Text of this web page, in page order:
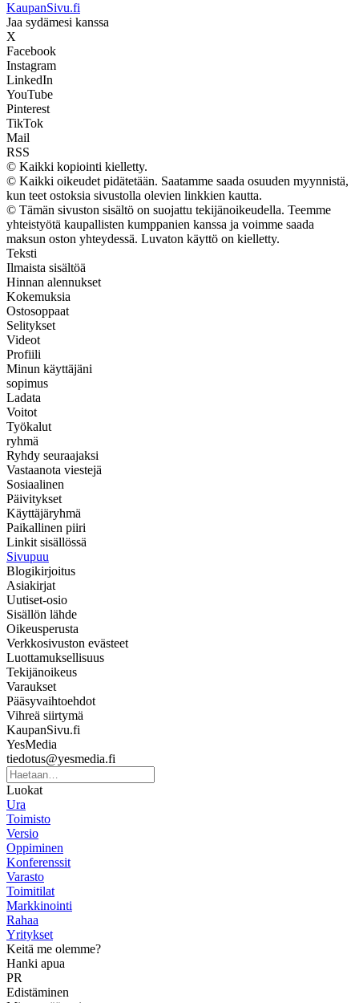
KaupanSivu.fi
Jaa sydämesi kanssa
X
Facebook
Instagram
LinkedIn
YouTube
Pinterest
TikTok
Mail
RSS
© Kaikki kopiointi kielletty.
© Kaikki oikeudet pidätetään. Saatamme saada osuuden myynnistä,
kun teet ostoksia sivustolla olevien linkkien kautta.
© Tämän sivuston sisältö on suojattu tekijänoikeudella. Teemme
yhteistyötä kaupallisten kumppanien kanssa ja voimme saada
maksun oston yhteydessä. Luvaton käyttö on kielletty.
Teksti
Ilmaista sisältöä
Hinnan alennukset
Kokemuksia
Ostosoppaat
Selitykset
Videot
Profiili
Minun käyttäjäni
sopimus
Ladata
Voitot
Työkalut
ryhmä
Ryhdy seuraajaksi
Vastaanota viestejä
Sosiaalinen
Päivitykset
Käyttäjäryhmä
Paikallinen piiri
Linkit sisällössä
Sivupuu
Blogikirjoitus
Asiakirjat
Uutiset-osio
Sisällön lähde
Oikeusperusta
Verkkosivuston evästeet
Luottamuksellisuus
Tekijänoikeus
Varaukset
Pääsyvaihtoehdot
Vihreä siirtymä
KaupanSivu.fi
YesMedia
tiedotus@yesmedia.fi
Luokat
Ura
Toimisto
Versio
Oppiminen
Konferenssit
Varasto
Toimitilat
Markkinointi
Rahaa
Yritykset
Keitä me olemme?
Hanki apua
PR
Edistäminen